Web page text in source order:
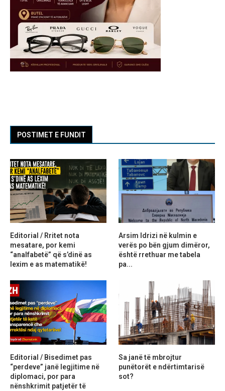
POSTIMET E FUNDIT
Editorial / Rritet nota
mesatare, por kemi
“analfabetë” që s’dinë as
lexim e as matematikë!
Arsim Idrizi në kulmin e
verës po bën gjum dimëror,
është rrethuar me tabela
pa...
Editorial / Bisedimet pas
“perdeve” janë legjitime në
diplomaci, por para
nënshkrimit patjetër të
Sa janë të mbrojtur
punëtorët e ndërtimtarisë
sot?